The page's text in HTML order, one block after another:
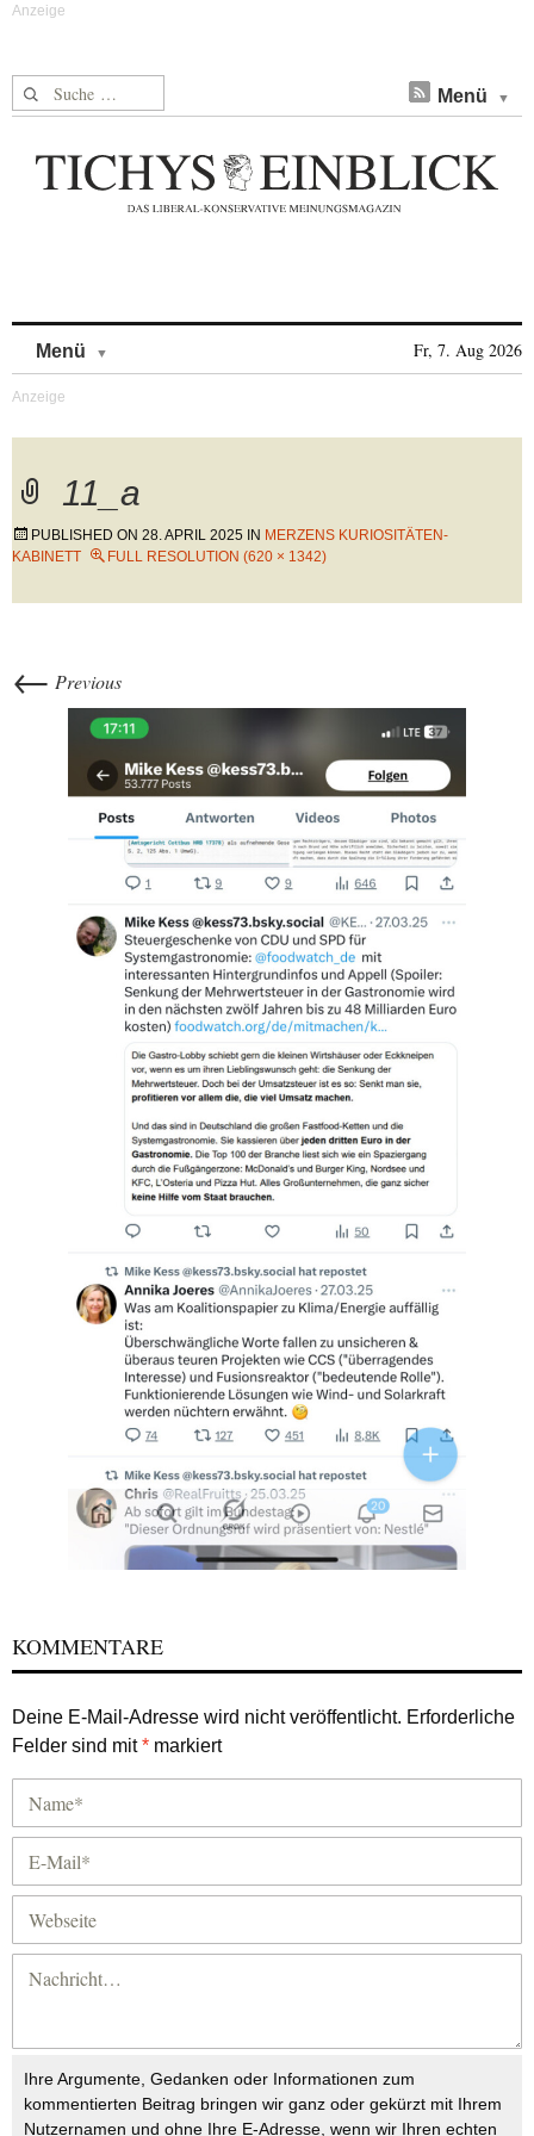
Suche nach: Menü
Menü Fr, 7. Aug 2026
11_a
PUBLISHED ON 28. APRIL 2025 IN MERZENS KURIOSITÄTEN-
KABINETT
FULL RESOLUTION (620 × 1342)
← Previous
KOMMENTARE
Deine E-Mail-Adresse wird nicht veröffentlicht. Erforderliche
Felder sind mit* markiert
Ihre Argumente, Gedanken oder Informationen zum
kommentierten Beitrag bringen wir ganz oder gekürzt mit Ihrem
Nutzernamen und ohne Ihre E-Adresse, wenn wir Ihren echten